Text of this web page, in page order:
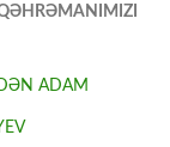
ADAM